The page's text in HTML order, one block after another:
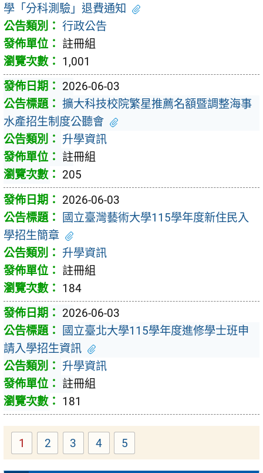
學「分科測驗」退費通知
行政公告
註冊組
1,001
2026-06-03
擴大科技校院繁星推薦名額暨調整海事
水產招生制度公聽會
升學資訊
註冊組
205
2026-06-03
國立臺灣藝術大學115學年度新住民入
學招生簡章
升學資訊
註冊組
184
2026-06-03
國立臺北大學115學年度進修學士班申
請入學招生資訊
升學資訊
註冊組
181
1 2 3 4 5